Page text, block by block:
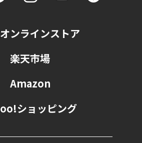
ンラインストア
楽天市場
Amazon
ショッピング